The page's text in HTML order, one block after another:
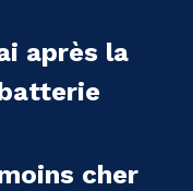
après la
cher